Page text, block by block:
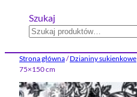
Szukaj
Strona główna/Dzianiny sukienkowe
75×150 cm